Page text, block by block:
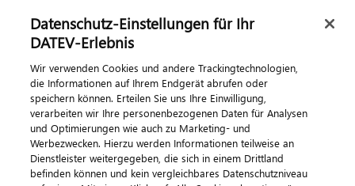
Dialog & Medien
Veranstaltungen
DATEV magazin
DATEV-Community
DATEV-Newsletter
Datenschutz-Einstellungen für Ihr
DATEV-Erlebnis
Wir verwenden Cookies und andere Trackingtechnologien,
die Informationen auf Ihrem Endgerät abrufen oder
speichern können. Erteilen Sie uns Ihre Einwilligung,
verarbeiten wir Ihre personenbezogenen Daten für Analysen
und Optimierungen wie auch zu Marketing- und
Werbezwecken. Hierzu werden Informationen teilweise an
Dienstleister weitergegeben, die sich in einem Drittland
befinden können und kein vergleichbares Datenschutzniveau